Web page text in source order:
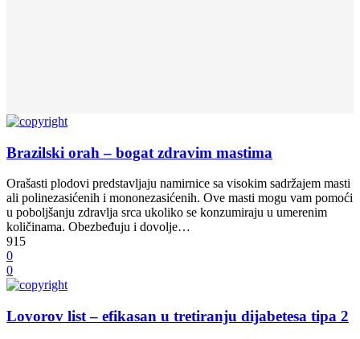
Brazilski orah – bogat zdravim mastima
Orašasti plodovi predstavljaju namirnice sa visokim sadržajem masti
ali polinezasićenih i mononezasićenih. Ove masti mogu vam pomoći
u poboljšanju zdravlja srca ukoliko se konzumiraju u umerenim
količinama. Obezbeđuju i dovolje…
915
0
0
Lovorov list – efikasan u tretiranju dijabetesa tipa 2